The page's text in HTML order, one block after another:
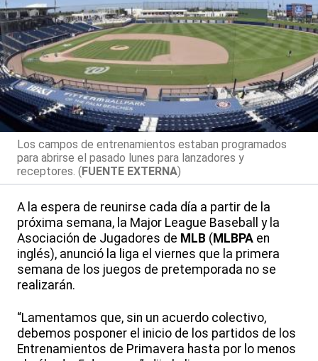
Los campos de entrenamientos estaban programados
para abrirse el pasado lunes para lanzadores y
receptores. (FUENTE EXTERNA)
A la espera de reunirse cada día a partir de la
próxima semana, la Major League Baseball y la
Asociación de Jugadores de MLB ( MLBPA en
inglés), anunció la liga el viernes que la primera
semana de los juegos de pretemporada no se
realizarán.
“Lamentamos que, sin un acuerdo colectivo,
debemos posponer el inicio de los partidos de los
Entrenamientos de Primavera hasta por lo menos